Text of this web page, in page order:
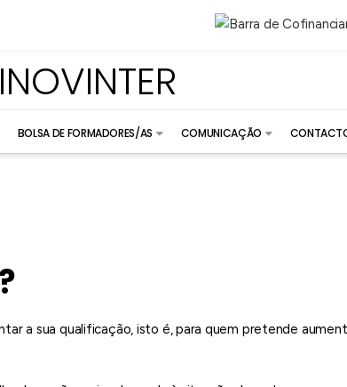
BOLSA DE FORMADORES/AS COMUNICAÇÃO
a sua qualificação, isto é, para quem pretende